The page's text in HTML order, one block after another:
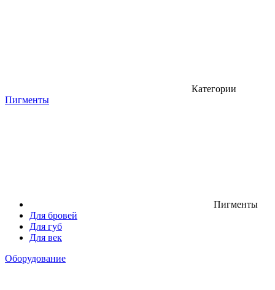
Категории
Пигменты
Пигменты
Для бровей
Для губ
Для век
Оборудование